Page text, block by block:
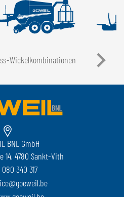
Wickel­kombinationen
BNL GmbH
14, 4780 Sankt-Vith
080 340 317